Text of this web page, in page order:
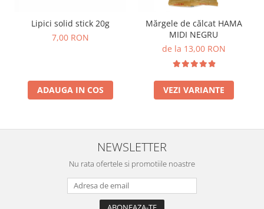
Magnetism
Matematica
Secventialitate
Margele HAMA MAXI
Mărgele HAMA MIDI
Lipici solid stick 20g
7,00 RON
ADAUGA IN COS
Mărgele de călcat HAMA
MIDI NEGRU
de la 13,00 RON
VEZI VARIANTE
NEWSLETTER
Nu rata ofertele si promotiile noastre